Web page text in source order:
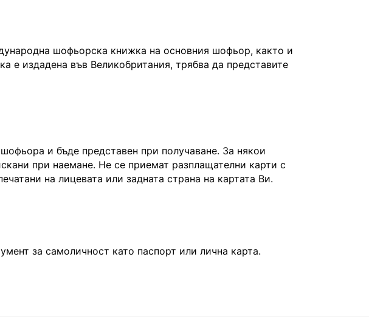
шофьорска книжка на основния шофьор, както и
е издадена във Великобритания, трябва да представите
и бъде представен при получаване. За някои
при наемане. Не се приемат разплащателни карти с
на лицевата или задната страна на картата Ви.
за самоличност като паспорт или лична карта.